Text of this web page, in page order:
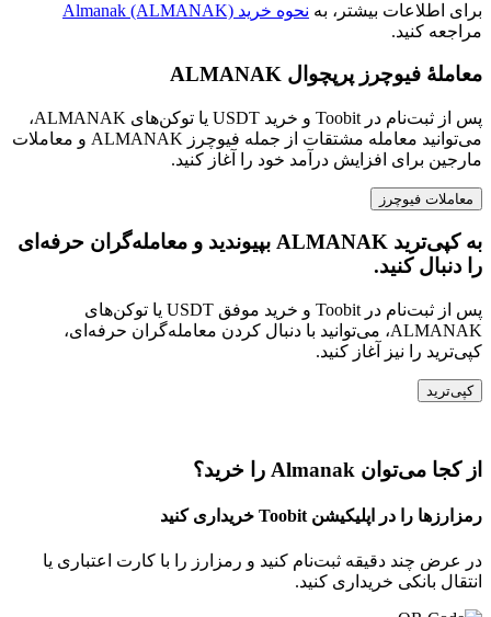
برای اطلاعات بیشتر، به نحوه خرید Almanak (ALMANAK)
مراجعه کنید.
معاملهٔ فیوچرز پرپچوال ALMANAK
پس از ثبت‌نام در Toobit و خرید USDT یا توکن‌های ALMANAK،
می‌توانید معامله مشتقات از جمله فیوچرز ALMANAK و معاملات
مارجین برای افزایش درآمد خود را آغاز کنید.
معاملات فیوچرز
به کپی‌ترید ALMANAK بپیوندید و معامله‌گران حرفه‌ای
را دنبال کنید.
پس از ثبت‌نام در Toobit و خرید موفق USDT یا توکن‌های
ALMANAK، می‌توانید با دنبال کردن معامله‌گران حرفه‌ای،
کپی‌ترید را نیز آغاز کنید.
کپی‌ترید
از کجا می‌توان Almanak را خرید؟
رمزارزها را در اپلیکیشن Toobit خریداری کنید
در عرض چند دقیقه ثبت‌نام کنید و رمزارز را با کارت اعتباری یا
انتقال بانکی خریداری کنید.